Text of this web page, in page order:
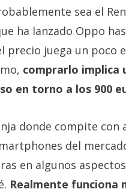
sea el
ha lanzado Oppo
precio juega un poco
comprarlo implica
en torno a los 900
donde compite con
del
en algunos
Realmente funciona